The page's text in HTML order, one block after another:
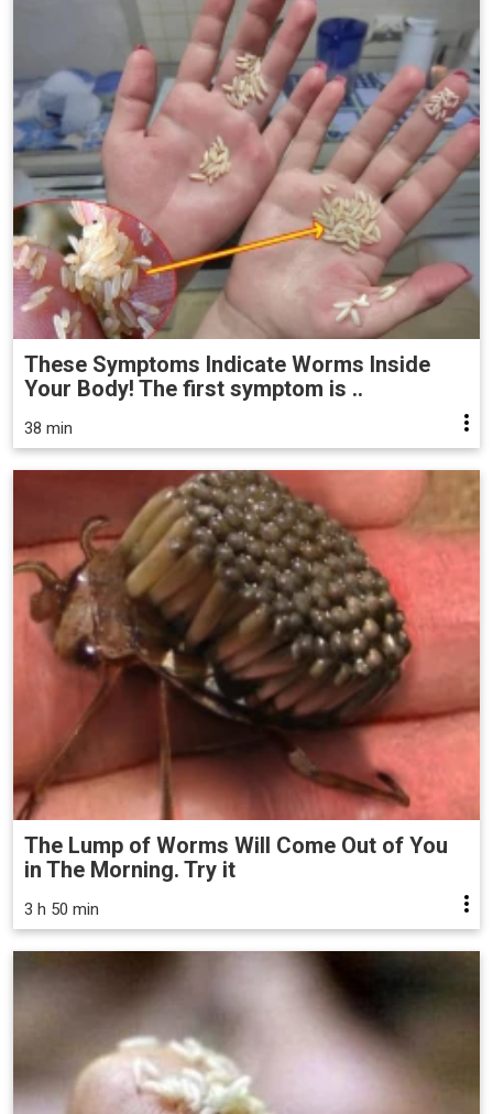
These Symptoms Indicate Worms Inside
Your Body! The first symptom is ..
38 min
The Lump of Worms Will Come Out of You
in The Morning. Try it
3 h 50 min